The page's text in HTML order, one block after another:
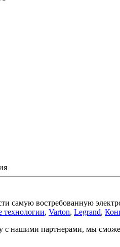
самую востребованную
технологии, Varton, Legrand,
с нашими партнерами, мы